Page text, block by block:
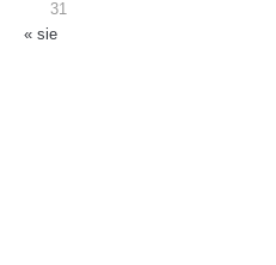
31
« sie